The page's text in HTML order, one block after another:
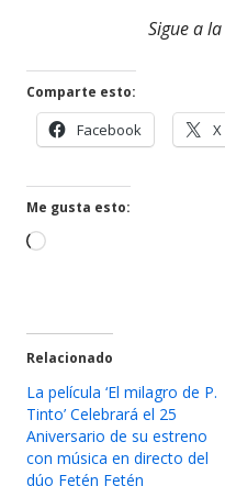
Sigue a la
Comparte esto:
Facebook
en
X
Me gusta esto:
Cargando...
Relacionado
La película ‘El milagro de P.
Tinto’ Celebrará el 25
Aniversario de su estreno
con música en directo del
dúo Fetén Fetén